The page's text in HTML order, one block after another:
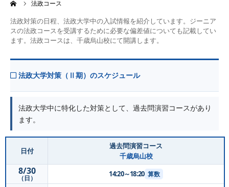
法政コース
法政対策の日程、法政大学中の入試情報を紹介しています。ジーニア
スの法政コースを受講するために必要な偏差値についても記載してい
ます。法政コースは、千歳烏山校にて開講します。
法政大学対策（Ⅱ期）のスケジュール
法政大学中に特化した対策として、過去問演習コースがあり
ます。
日付
過去問演習コース
千歳烏山校
8/30
（日） 14:20～18:20 算数
模試
動画
教材
お問い合わせ